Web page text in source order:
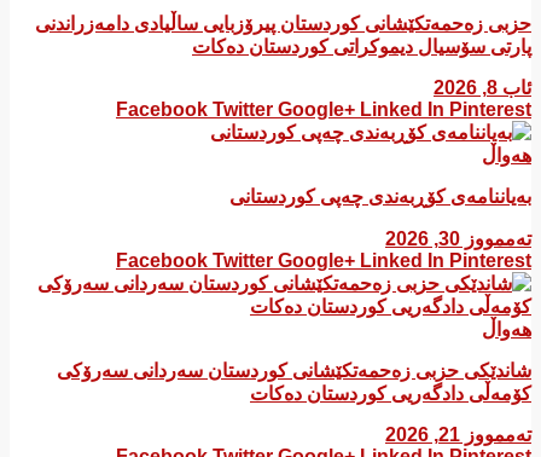
​حزبی زەحمەتکێشانی کوردستان پیرۆزبایی ساڵیادی دامەزراندنی
پارتی سۆسیال دیموکراتی کوردستان دەکات
ئاب 8, 2026
Facebook Twitter Google+ Linked In Pinterest
هەواڵ
بەیاننامەی کۆڕبەندی چەپی کوردستانی
تەممووز 30, 2026
Facebook Twitter Google+ Linked In Pinterest
هەواڵ
شاندێکی حزبی زەحمەتکێشانی کوردستان سەردانی سەرۆکی
کۆمەڵی دادگەریی کوردستان دەکات
تەممووز 21, 2026